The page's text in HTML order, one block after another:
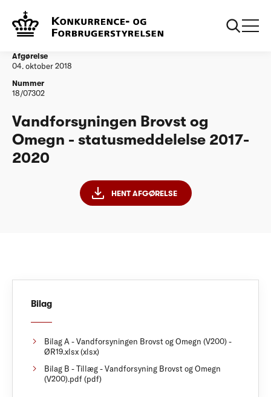
Vandtilsyn
statusmeddelelse 2017-2020
Afgørelse
04. oktober 2018
Nummer
18/07302
Vandforsyningen Brovst og
Omegn - statusmeddelelse 2017-
2020
HENT AFGØRELSE
Bilag
Bilag A - Vandforsyningen Brovst og Omegn (V200) -
ØR19.xlsx (xlsx)
Bilag B - Tillæg - Vandforsyning Brovst og Omegn
(V200).pdf (pdf)